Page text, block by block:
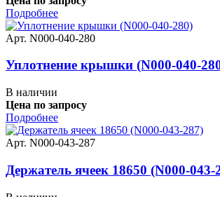
Подробнее
Арт. N000-040-280
Уплотнение крышки (N000-040-
В наличии
Цена по запросу
Подробнее
Арт. N000-043-287
Держатель ячеек 18650 (N000-043-